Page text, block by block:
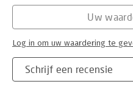
Schrijf een recensie
Uw
Log in om uw waardering te